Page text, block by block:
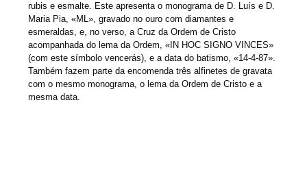
rubis e esmalte. Este apresenta o monograma de D. Luís e D.
Maria Pia, «ML», gravado no ouro com diamantes e
esmeraldas, e, no verso, a Cruz da Ordem de Cristo
acompanhada do lema da Ordem, «IN HOC SIGNO VINCES»
(com este símbolo vencerás), e a data do batismo, «14-4-87».
Também fazem parte da encomenda três alfinetes de gravata
com o mesmo monograma, o lema da Ordem de Cristo e a
mesma data.